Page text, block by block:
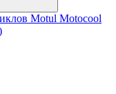
Motul Motocool